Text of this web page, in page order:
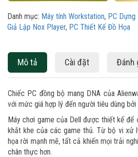
Danh mục: Máy tính Workstation, PC Dựng
Giả Lập Nox Player, PC Thiết Kế Đồ Họa
Mô tả Cài đặt Đánh
Chiếc PC đồng bộ mang DNA của
với mức giá hợp lý đến người tiêu dùng bởi
Máy chơi game của Dell được thiết kế để
khắt khe của các game thủ. Từ bộ vi xử
họa rời mạnh mẽ, tất cả khiến mọi trải
chân thực hơn.